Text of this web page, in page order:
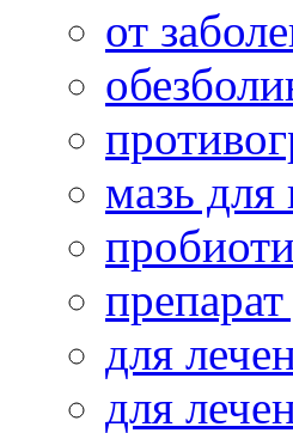
от
мазь
для
для